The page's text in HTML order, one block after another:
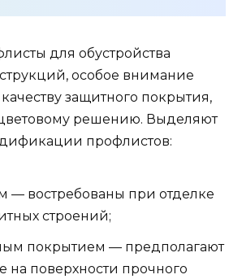
для обустройства
особое внимание
защитного покрытия,
решению. Выделяют
профлистов:
— востребованы при отделке
строений;
покрытием — предполагают
на поверхности прочного